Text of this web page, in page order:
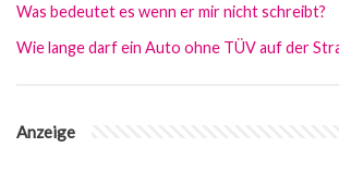
Was bedeutet es wenn er mir nicht schreibt?
Wie lange darf ein Auto ohne TÜV auf der
Anzeige